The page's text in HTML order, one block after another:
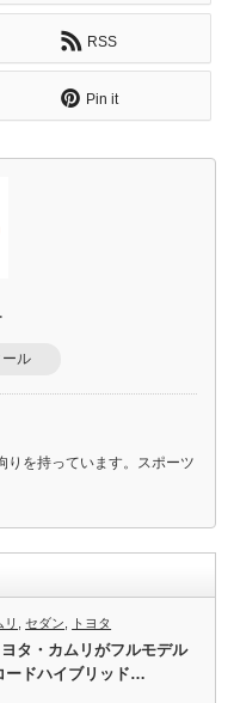
RSS
Pin it
ル
りを持っています。スポーツ
リ ,セダン トヨタ
タ・カムリがフルモデル
ードハイブリッド…